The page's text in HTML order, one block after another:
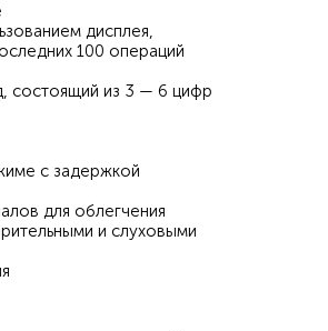
дисплея,
100 операций
состоящий из 3 — 6 цифр
с задержкой
для облегчения
и слуховыми